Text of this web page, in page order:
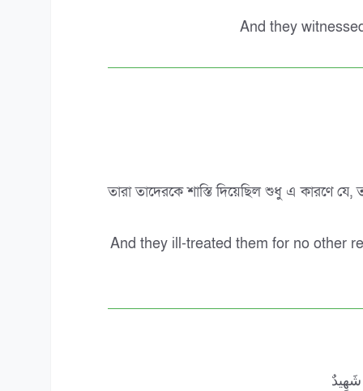
And they
তারা তাদেরকে শাস্তি দিয়েছিল শুধু এ কারণে যে,
And they ill-treated them for no other